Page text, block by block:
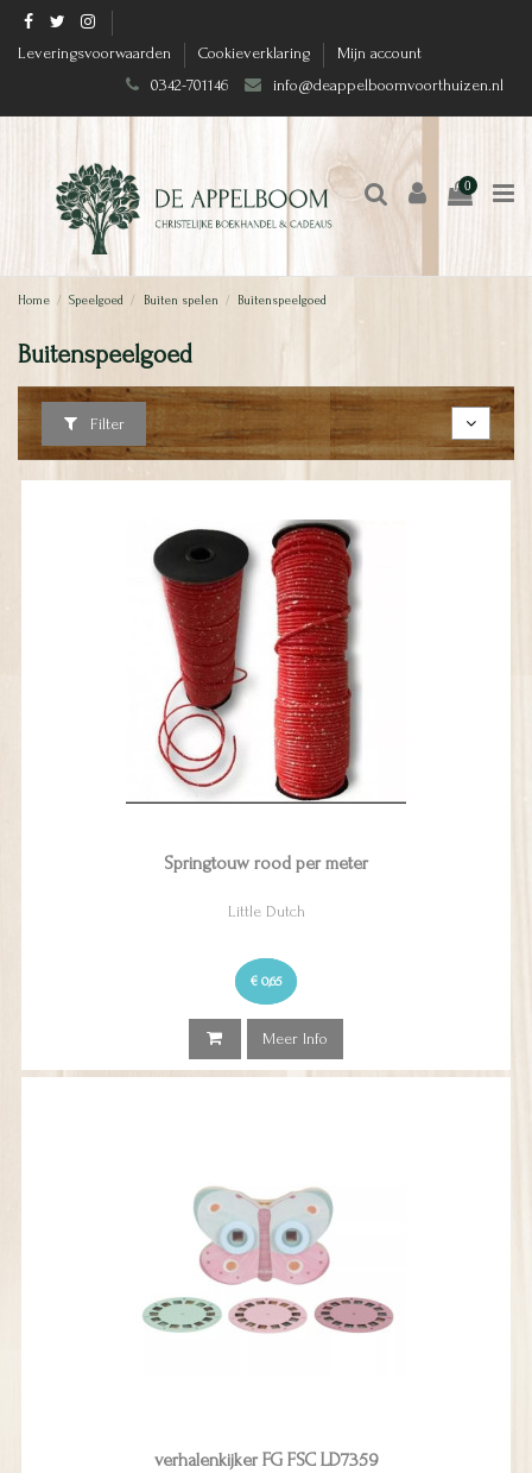
Leveringsvoorwaarden Cookieverklaring
Mijn account
0342-701146
info@deappelboomvoorthuizen.nl
0
Home Speelgoed Buiten spelen Buitenspeelgoed
Buitenspeelgoed
Filter
Springtouw rood per meter
Little Dutch
€ 0,65
Meer Info
verhalenkijker FG FSC LD7359